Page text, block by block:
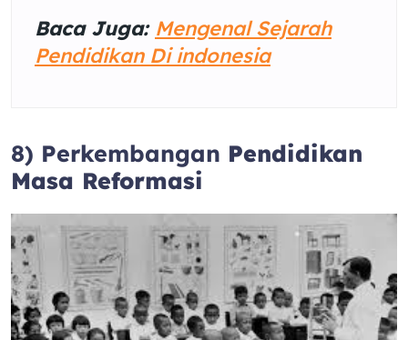
Baca Juga: Mengenal Sejarah
Pendidikan Di indonesia
8) Perkembangan Pendidikan
Masa Reformasi